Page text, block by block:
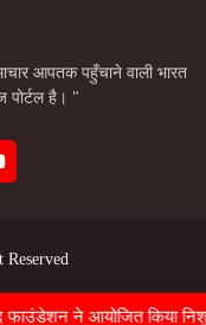
आपतक पहुँचाने वाली भारत
पोर्टल है। "
ने आयोजित किया निशुल्क